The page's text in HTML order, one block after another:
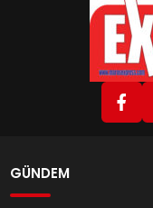
GÜNDEM